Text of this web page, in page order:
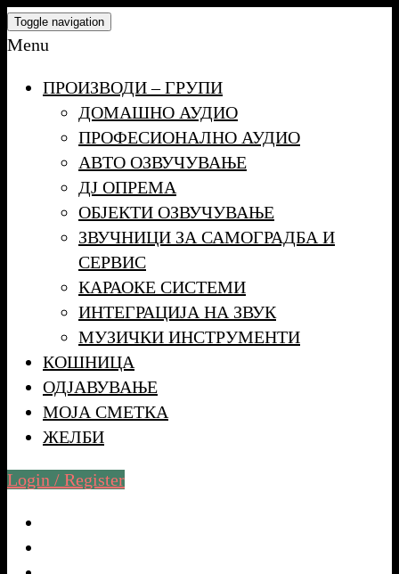
Skip
to
content
Toggle navigation
Menu
ПРОИЗВОДИ – ГРУПИ
ДОМАШНО АУДИО
ПРОФЕСИОНАЛНО АУДИО
АВТО ОЗВУЧУВАЊЕ
ДЈ ОПРЕМА
ОБЈЕКТИ ОЗВУЧУВАЊЕ
ЗВУЧНИЦИ ЗА САМОГРАДБА И
СЕРВИС
КАРАОКЕ СИСТЕМИ
ИНТЕГРАЦИЈА НА ЗВУК
МУЗИЧКИ ИНСТРУМЕНТИ
КОШНИЦА
ОДЈАВУВАЊЕ
МОЈА СМЕТКА
ЖЕЛБИ
Login / Register